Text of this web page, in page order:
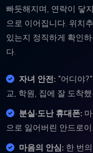
빠듯해지며, 연락이 닿
으로 이어집니다. 위치
있는지 정직하게 확인
다.
자녀 안전: "어디야
교, 학원, 집에 잘 도착
분실·도난 휴대폰:
으로 잃어버린 안드로
마음의 안심: 한 번